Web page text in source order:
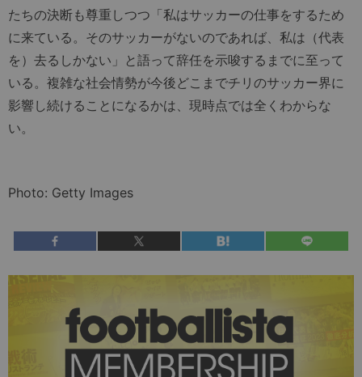
たちの決断も尊重しつつ「私はサッカーの仕事をするため
に来ている。そのサッカーがないのであれば、私は（代表
を）去るしかない」と語って辞任を示唆するまでに至って
いる。複雑な社会情勢が今後どこまでチリのサッカー界に
影響し続けることになるかは、現時点では全くわからな
い。
Photo: Getty Images